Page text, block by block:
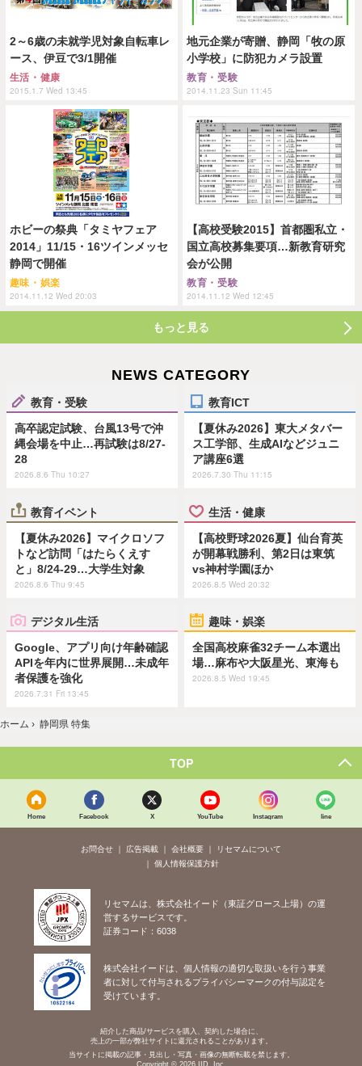
2～6歳の未就学児対象自転車レ
ース、伊豆で3/1開催
生活・健康
2015.1.7 Wed 13:45
地元企業が寄贈、静岡「牧の原
小学校」に防犯カメラ設置
教育・受験
2014.11.23 Sun 11:45
ホビーの祭典「タミヤフェア
2014」11/15・16ツインメッセ
静岡で開催
趣味・娯楽
2014.11.12 Wed 20:03
【高校受験2015】首都圏私立・
国立高校募集要項…新教育研究
会が公開
教育・受験
2014.11.12 Wed 12:45
もっと見る
NEWS CATEGORY
教育・受験
高卒認定試験、台風13号で沖
縄会場を中止…再試験は8/27-
28
2026.8.6 Thu 10:27
教育ICT
【夏休み2026】東大メタバー
ス工学部、生成AIなどジュニ
ア講座6選
2026.7.30 Thu 11:15
教育イベント
【夏休み2026】マイクロソフ
トなど訪問「はたらくえす
と」8/24-29…大学生対象
2026.8.6 Thu 9:45
生活・健康
【高校野球2026夏】仙台育英
が開幕戦勝利、第2日は東筑
vs神村学園ほか
2026.8.5 Wed 20:32
デジタル生活
Google、アプリ向け年齢確認
APIを年内に世界展開…未成年
者保護を強化
2026.7.31 Fri 13:45
趣味・娯楽
全国高校麻雀32チーム本選出
場…麻布や大阪星光、東海も
2026.8.5 Wed 19:45
ホーム › 静岡県 特集
TOP
Home Facebook X YouTube Instagram line
お問合せ 広告掲載 会社概要
リセマムについて
個人情報保護方針
リセマムは、株式会社イード（東証グロース上場）の運
営するサービスです。
証券コード：6038
株式会社イードは、個人情報の適切な取扱いを行う事業
者に対して付与されるプライバシーマークの付与認定を
受けています。
紹介した商品/サービスを購入、契約した場合に、
売上の一部が弊社サイトに還元されることがあります。
当サイトに掲載の記事・見出し・写真・画像の無断転載を禁じます。